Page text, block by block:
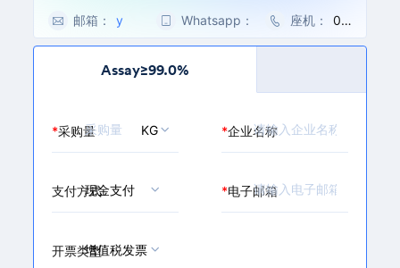
邮箱：
y
s
@
m
i
h
Whatsapp：
-
3
3
6
座机：
00
86
86
32
7
88
Assay≥99.0%
*采购量 KG *企业名称
支付方式现金支付 *电子邮箱
开票类型增值税发票